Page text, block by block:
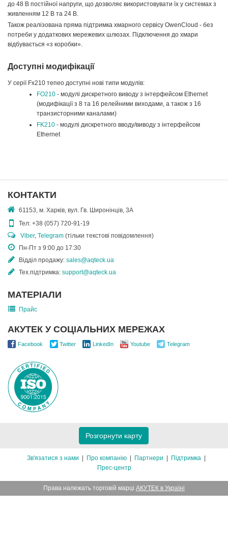
до 48 В постійної напруги, що дозволяє використовувати їх у системах з
живленням 12 В та 24 В.
Також реалізована пряма підтримка хмарного сервісу OwenCloud - без
потреби у додаткових мережевих шлюзах. Підключення до хмари
відбувається «з коробки».
Доступні модифікації
У серії Fx210 тепео доступні нові типи модулів:
FO210 - модулі дискретного виводу з інтерфейсом Ethernet
(модифікації з 8 та 16 релейними виходами, а також з 16
транзисторними каналами)
FK210 - модулі дискретного вводу/виводу з інтерфейсом
Ethernet
КОНТАКТИ
61153, м. Харків, вул. Гв. Широнінців, 3А
Тел: +38 (057) 720-91-19
Viber, Telegram (тільки текстові повідомлення)
Пн-Пт з 9:00 до 17:30
Відділ продажу: sales@aqteck.ua
Тех.підтримка: support@aqteck.ua
МАТЕРІАЛИ
Прайс
АКУТЕК У СОЦІАЛЬНИХ МЕРЕЖАХ
Facebook Twitter LinkedIn Youtube Telegram
Розгорнути карту
Зв'язатися з нами Про компанію Партнери
Підтримка
Прес-центр
Права належать торговій марці АКУТЕК в Україні